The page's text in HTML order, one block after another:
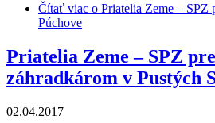
Čítať viac o Priatelia Zeme – SPZ
Púchove
Priatelia Zeme – SPZ
záhradkárom v Pustých
02.04.2017